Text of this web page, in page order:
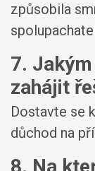
způsobila
7.
zahájit
Dostavte se
důchod na
8. Na